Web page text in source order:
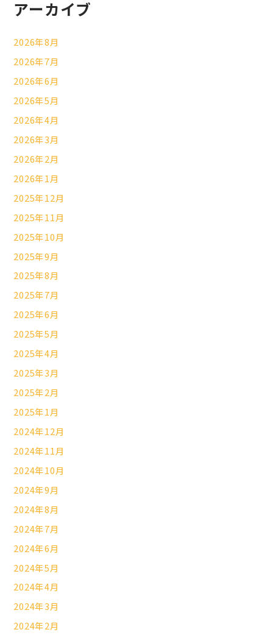
アーカイブ
2026年8月
2026年7月
2026年6月
2026年5月
2026年4月
2026年3月
2026年2月
2026年1月
2025年12月
2025年11月
2025年10月
2025年9月
2025年8月
2025年7月
2025年6月
2025年5月
2025年4月
2025年3月
2025年2月
2025年1月
2024年12月
2024年11月
2024年10月
2024年9月
2024年8月
2024年7月
2024年6月
2024年5月
2024年4月
2024年3月
2024年2月